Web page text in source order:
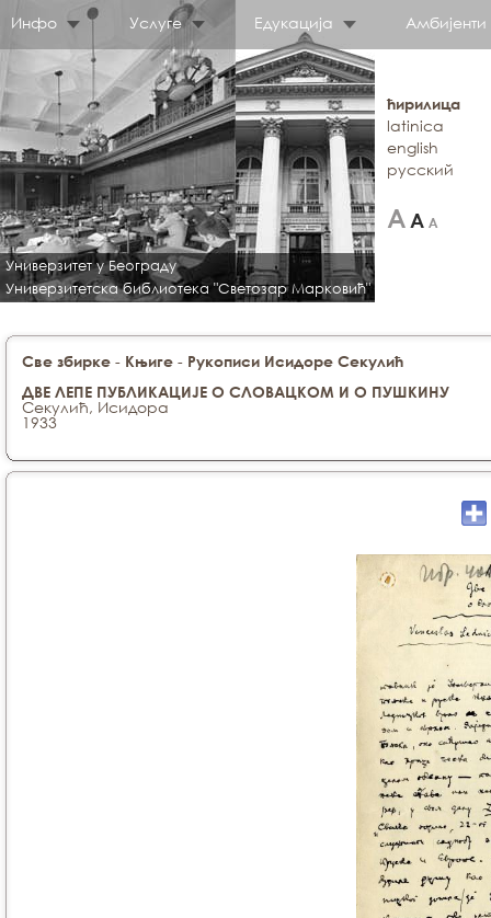
Инфо Услуге Едукација Амбијенти
Универзитет у Београду
Универзитетска библиотека "Светозар Марковић"
ћирилица
latinica
english
русский
Све збирке - Књиге - Рукописи Исидоре Секулић
ДВЕ ЛЕПЕ ПУБЛИКАЦИЈЕ О СЛОВАЦКОМ И О ПУШКИНУ
Секулић, Исидора
1933